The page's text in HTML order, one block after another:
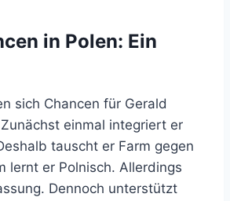
in Polen: Ein
sich Chancen für Gerald
einmal integriert er
tauscht er Farm gegen
lernt er Polnisch. Allerdings
Dennoch unterstützt